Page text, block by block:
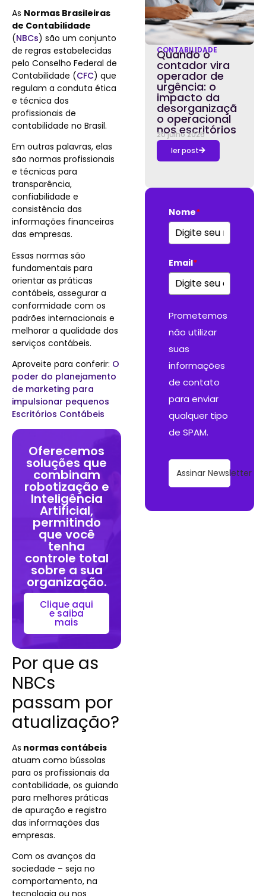
As Normas Brasileiras
de Contabilidade
(NBCs) são um conjunto
de regras estabelecidas
pelo Conselho Federal de
Contabilidade (CFC) que
regulam a conduta ética
e técnica dos
profissionais de
contabilidade no Brasil.
Em outras palavras, elas
são normas profissionais
e técnicas para
transparência,
confiabilidade e
consistência das
informações financeiras
das empresas.
Essas normas são
fundamentais para
orientar as práticas
contábeis, assegurar a
conformidade com os
padrões internacionais e
melhorar a qualidade dos
serviços contábeis.
Aproveite para conferir: O
poder do planejamento
de marketing para
impulsionar pequenos
Escritórios Contábeis
Oferecemos
soluções que
combinam
robotização e
Inteligência
Artificial,
permitindo
que você
tenha
controle total
sobre a sua
organização.
Clique aqui
e saiba
mais
Por que as
NBCs
passam por
atualização?
As normas contábeis
atuam como bússolas
para os profissionais da
contabilidade, os guiando
para melhores práticas
de apuração e registro
das informações das
empresas.
Com os avanços da
sociedade – seja no
comportamento, na
CONTABILIDADE
Quando o
contador vira
operador de
urgência: o
impacto da
desorganizaçã
o operacional
nos escritórios
20 julho 2026
ler post
Nome*
Email*
Prometemos
não utilizar
suas
informações
de contato
para enviar
qualquer tipo
de SPAM.
Assinar Newsletter